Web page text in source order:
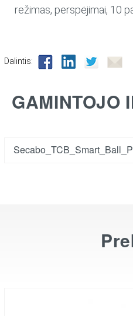
režimas, perspėjimai, 10
Dalintis:
GAMINTOJO